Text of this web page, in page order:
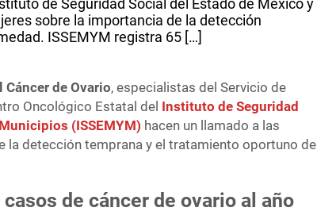
de Seguridad Social del Estado de México y
sobre la importancia de la detección
ISSEMYM registra 65 […]
de Ovario, especialistas del Servicio de
Oncológico Estatal del Instituto de Seguridad
(ISSEMYM) hacen un llamado a las
la detección temprana y el tratamiento oportuno de
de cáncer de ovario al año